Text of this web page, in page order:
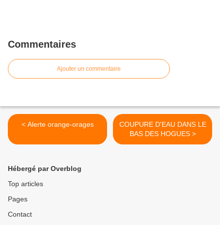
Commentaires
Ajouter un commentaire
< Alerte orange-orages
COUPURE D'EAU DANS LE
BAS DES HOGUES >
Hébergé par Overblog
Top articles
Pages
Contact